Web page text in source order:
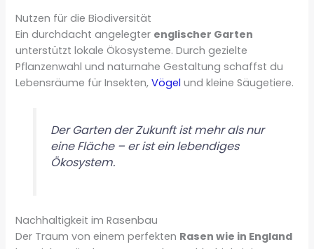
Nutzen für die Biodiversität
Ein durchdacht angelegter englischer Garten
unterstützt lokale Ökosysteme. Durch gezielte
Pflanzenwahl und naturnahe Gestaltung schaffst du
Lebensräume für Insekten,Vögel und kleine Säugetiere.
Der Garten der Zukunft ist mehr als nur
eine Fläche – er ist ein lebendiges
Ökosystem.
Nachhaltigkeit im Rasenbau
Der Traum von einem perfekten Rasen wie in England